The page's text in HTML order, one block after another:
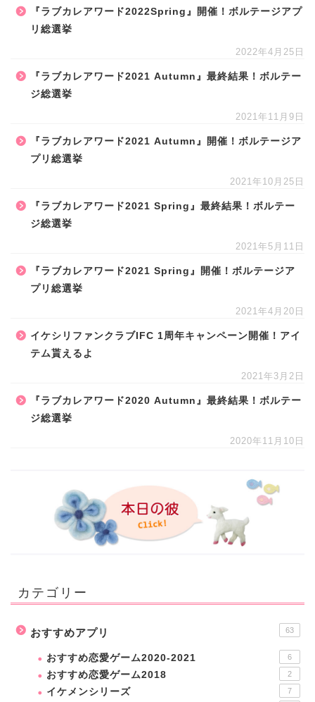
『ラブカレアワード2022Spring』開催！ボルテージアプ
リ総選挙
2022年4月25日
『ラブカレアワード2021 Autumn』最終結果！ボルテー
ジ総選挙
2021年11月9日
『ラブカレアワード2021 Autumn』開催！ボルテージア
プリ総選挙
2021年10月25日
『ラブカレアワード2021 Spring』最終結果！ボルテー
ジ総選挙
2021年5月11日
『ラブカレアワード2021 Spring』開催！ボルテージア
プリ総選挙
2021年4月20日
イケシリファンクラブIFC 1周年キャンペーン開催！アイ
テム貰えるよ
2021年3月2日
『ラブカレアワード2020 Autumn』最終結果！ボルテー
ジ総選挙
2020年11月10日
カテゴリー
おすすめアプリ 63
おすすめ恋愛ゲーム2020-2021 6
おすすめ恋愛ゲーム2018 2
イケメンシリーズ 7